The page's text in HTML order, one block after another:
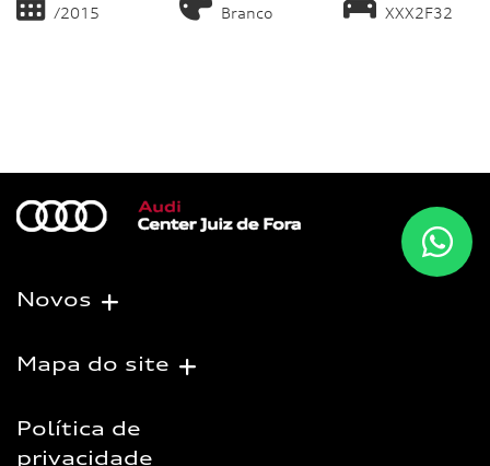
/2015 Branco XXX2F32
Novos
Mapa do site
Política de
privacidade